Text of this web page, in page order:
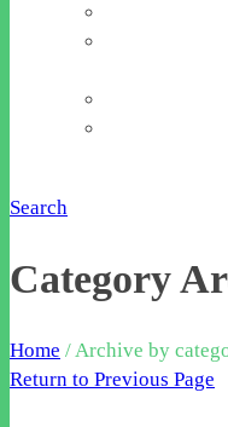
Search
Category
Home / Archive by
Return to Previous Page